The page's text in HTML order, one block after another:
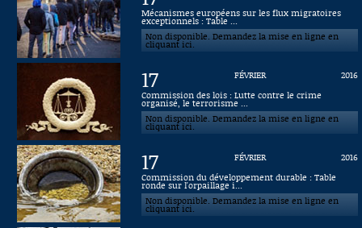
Mécanismes européens sur les flux migratoires
exceptionnels : Table ...
Non disponible. Demandez la mise en ligne en
cliquant ici.
17 FÉVRIER
2016
Commission des lois : Lutte contre le crime
organisé, le terrorisme ...
Non disponible. Demandez la mise en ligne en
cliquant ici.
17 FÉVRIER
2016
Commission du développement durable : Table
ronde sur l'orpaillage i...
Non disponible. Demandez la mise en ligne en
cliquant ici.